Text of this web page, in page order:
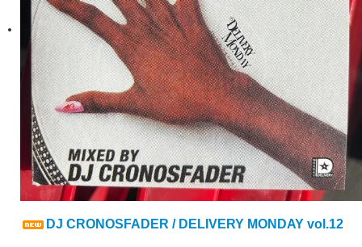
DJ CRONOSFADER / DELIVERY MONDAY vol.12